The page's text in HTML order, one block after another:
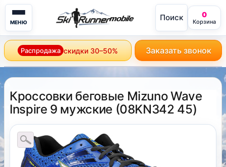
МЕНЮ mobile Поиск 0
Корзина
Распродажа скидки 30–50% Заказать звонок
Кроссовки беговые Mizuno Wave
Inspire 9 мужские (08KN342 45)